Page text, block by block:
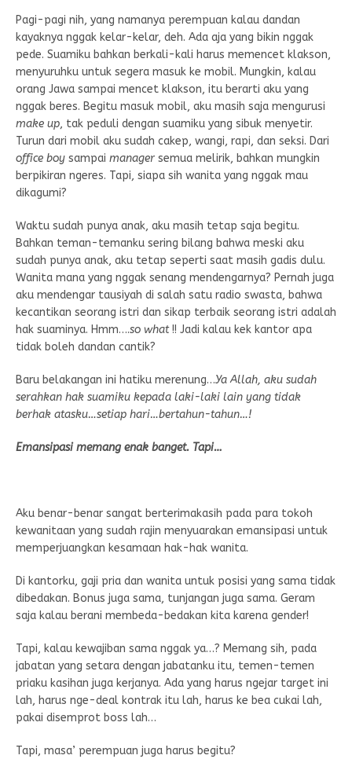
Pagi-pagi nih, yang namanya perempuan kalau dandan
kayaknya nggak kelar-kelar, deh. Ada aja yang bikin nggak
pede. Suamiku bahkan berkali-kali harus memencet klakson,
menyuruhku untuk segera masuk ke mobil. Mungkin, kalau
orang Jawa sampai mencet klakson, itu berarti aku yang
nggak beres. Begitu masuk mobil, aku masih saja mengurusi
make up, tak peduli dengan suamiku yang sibuk menyetir.
Turun dari mobil aku sudah cakep, wangi, rapi, dan seksi. Dari
office boy sampai manager semua melirik, bahkan mungkin
berpikiran ngeres. Tapi, siapa sih wanita yang nggak mau
dikagumi?
Waktu sudah punya anak, aku masih tetap saja begitu.
Bahkan teman-temanku sering bilang bahwa meski aku
sudah punya anak, aku tetap seperti saat masih gadis dulu.
Wanita mana yang nggak senang mendengarnya? Pernah juga
aku mendengar tausiyah di salah satu radio swasta, bahwa
kecantikan seorang istri dan sikap terbaik seorang istri adalah
hak suaminya. Hmm….so what!! Jadi kalau kek kantor apa
tidak boleh dandan cantik?
Baru belakangan ini hatiku merenung…Ya Allah, aku sudah
serahkan hak suamiku kepada laki-laki lain yang tidak
berhak atasku…setiap hari…bertahun-tahun…!
Emansipasi memang enak banget. Tapi…
Aku benar-benar sangat berterimakasih pada para tokoh
kewanitaan yang sudah rajin menyuarakan emansipasi untuk
memperjuangkan kesamaan hak-hak wanita.
Di kantorku, gaji pria dan wanita untuk posisi yang sama tidak
dibedakan. Bonus juga sama, tunjangan juga sama. Geram
saja kalau berani membeda-bedakan kita karena gender!
Tapi, kalau kewajiban sama nggak ya…? Memang sih, pada
jabatan yang setara dengan jabatanku itu, temen-temen
priaku kasihan juga kerjanya. Ada yang harus ngejar target ini
lah, harus nge-deal kontrak itu lah, harus ke bea cukai lah,
pakai disemprot boss lah…
Tapi, masa’ perempuan juga harus begitu?